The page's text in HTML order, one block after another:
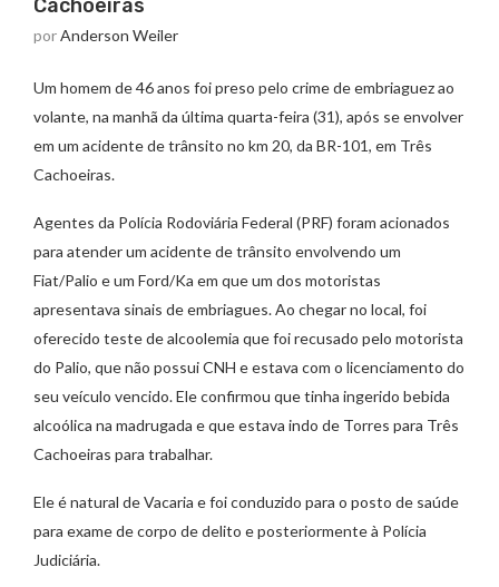
Cachoeiras
porAnderson Weiler
Um homem de 46 anos foi preso pelo crime de embriaguez ao
volante, na manhã da última quarta-feira (31), após se envolver
em um acidente de trânsito no km 20, da BR-101, em Três
Cachoeiras.
Agentes da Polícia Rodoviária Federal (PRF) foram acionados
para atender um acidente de trânsito envolvendo um
Fiat/Palio e um Ford/Ka em que um dos motoristas
apresentava sinais de embriagues. Ao chegar no local, foi
oferecido teste de alcoolemia que foi recusado pelo motorista
do Palio, que não possui CNH e estava com o licenciamento do
seu veículo vencido. Ele confirmou que tinha ingerido bebida
alcoólica na madrugada e que estava indo de Torres para Três
Cachoeiras para trabalhar.
Ele é natural de Vacaria e foi conduzido para o posto de saúde
para exame de corpo de delito e posteriormente à Polícia
Judiciária.